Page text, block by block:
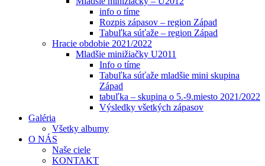
info o tíme
Rozpis zápasov – region Západ
Tabuľka súťaže – region Západ
Hracie obdobie 2021/2022
Mladšie minižiačky U2011
Info o tíme
Tabuľka súťaže mladšie mini skupina
Západ
tabuľka – skupina o 5.-9.miesto 2021/2022
Výsledky všetkých zápasov
Galéria
Všetky albumy
O NÁS
Naše ciele
KONTAKT